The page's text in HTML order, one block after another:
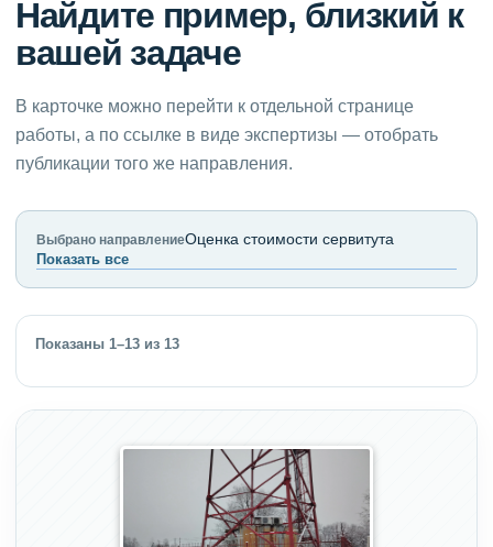
Найдите пример, близкий к
вашей задаче
В карточке можно перейти к отдельной странице
работы, а по ссылке в виде экспертизы — отобрать
публикации того же направления.
Выбрано направлениеОценка стоимости сервитута
Показать все
Показаны 1–13 из 13